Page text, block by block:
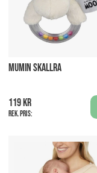
MUMIN SKALLRA
119 kr
Rek. pris: